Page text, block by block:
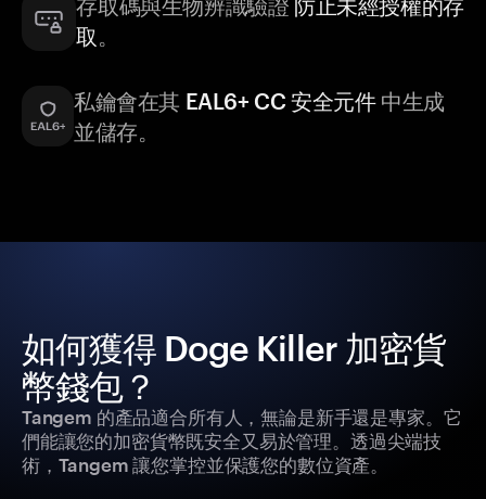
存取碼與生物辨識驗證 防止未經授權的存
取 。
私鑰會在其 EAL6+ CC 安全元件中生成
並儲存。
如何獲得 Doge Killer 加密貨
幣錢包？
Tangem 的產品適合所有人，無論是新手還是專家。它
們能讓您的加密貨幣既安全又易於管理。透過尖端技
術，Tangem 讓您掌控並保護您的數位資產。